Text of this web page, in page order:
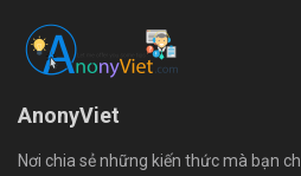
AnonyViet
Nơi chia sẻ những kiến thức mà bạn